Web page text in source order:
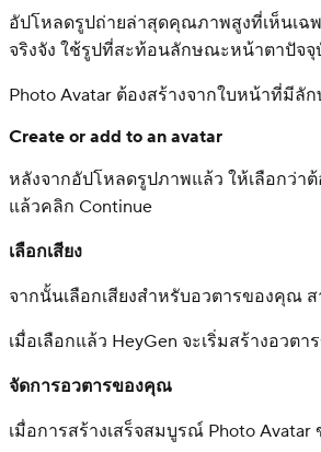
อัปโหลดรูปถ่ายล่าสุดคุณภาพสูงที่เห็นเฉ
จริงจัง ใช้รูปที่สะท้อนลักษณะหน้าตาปัจ
Photo Avatar ต้องสร้างจากใบหน้าที่มี
Create or add to an avatar
หลังจากอัปโหลดรูปภาพแล้ว ให้เลือกว่า
แล้วคลิก Continue
เลือกเสียง
จากนั้นเลือกเสียงสำหรับอวตารของคุณ
เมื่อเลือกแล้ว HeyGen จะเริ่มสร้างอวต
จัดการอวตารของคุณ
เมื่อการสร้างเสร็จสมบูรณ์ Photo